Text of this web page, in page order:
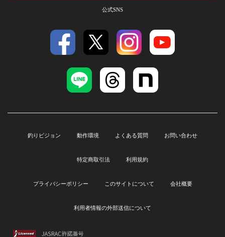
公式SNS
釣りビジョン 動作環境 よくある質問 お問い合わせ
特定商取引法 利用規約
プライバシーポリシー このサイトについて 会社概要
利用者情報の外部送信について